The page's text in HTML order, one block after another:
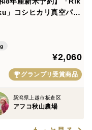
生や、
と思います。
」コシヒカリ真空パッ
します。おにぎりやお
も喜ばれます。贈り物
¥2,060
グランプリ受賞商品
新潟県上越市板倉区
アフコ秋山農場